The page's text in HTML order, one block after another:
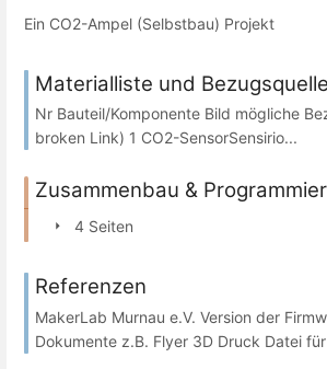
Ein CO2-Ampel (Selbstbau) Projekt
Materialliste und
Nr Bauteil/Komponente Bild mögliche
broken Link) 1 CO2-SensorSensirio...
Zusammenbau &
4 Seiten
Referenzen
MakerLab Murnau e.V. Version der
Dokumente z.B. Flyer 3D Druck Datei